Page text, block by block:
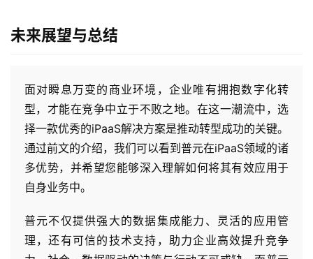
未来展望与总结
面对瞬息万变的商业环境，企业唯有拥抱数字化转
型，才能在竞争中立于不败之地。在这一潮流中，选
择一款优秀的iPaaS解决方案是推动转型成功的关键。
通过前文的介绍，我们可以看到普元在iPaaS领域的诸
多优势，并希望您能够深入理解如何将其有效应用于
自身业务中。
普元不仅提供强大的数据集成能力、灵活的应用管
理，还有可信的技术支持，助力企业高效提升竞争